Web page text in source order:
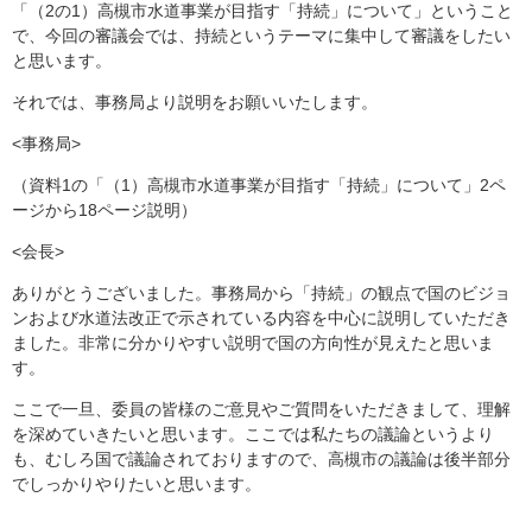
「（2の1）高槻市水道事業が目指す「持続」について」ということ
で、今回の審議会では、持続というテーマに集中して審議をしたい
と思います。
それでは、事務局より説明をお願いいたします。
<事務局>
（資料1の「（1）高槻市水道事業が目指す「持続」について」2ペ
ージから18ページ説明）
<会長>
ありがとうございました。事務局から「持続」の観点で国のビジョ
ンおよび水道法改正で示されている内容を中心に説明していただき
ました。非常に分かりやすい説明で国の方向性が見えたと思いま
す。
ここで一旦、委員の皆様のご意見やご質問をいただきまして、理解
を深めていきたいと思います。ここでは私たちの議論というより
も、むしろ国で議論されておりますので、高槻市の議論は後半部分
でしっかりやりたいと思います。